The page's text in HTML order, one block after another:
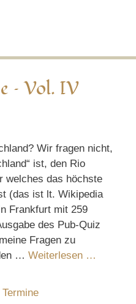
– Vol. IV
Wir fragen nicht,
ist, den Rio
welches das höchste
(das ist lt. Wikipedia
Frankfurt mit 259
des Pub-Quiz
Fragen zu
… Weiterlesen …
Termine